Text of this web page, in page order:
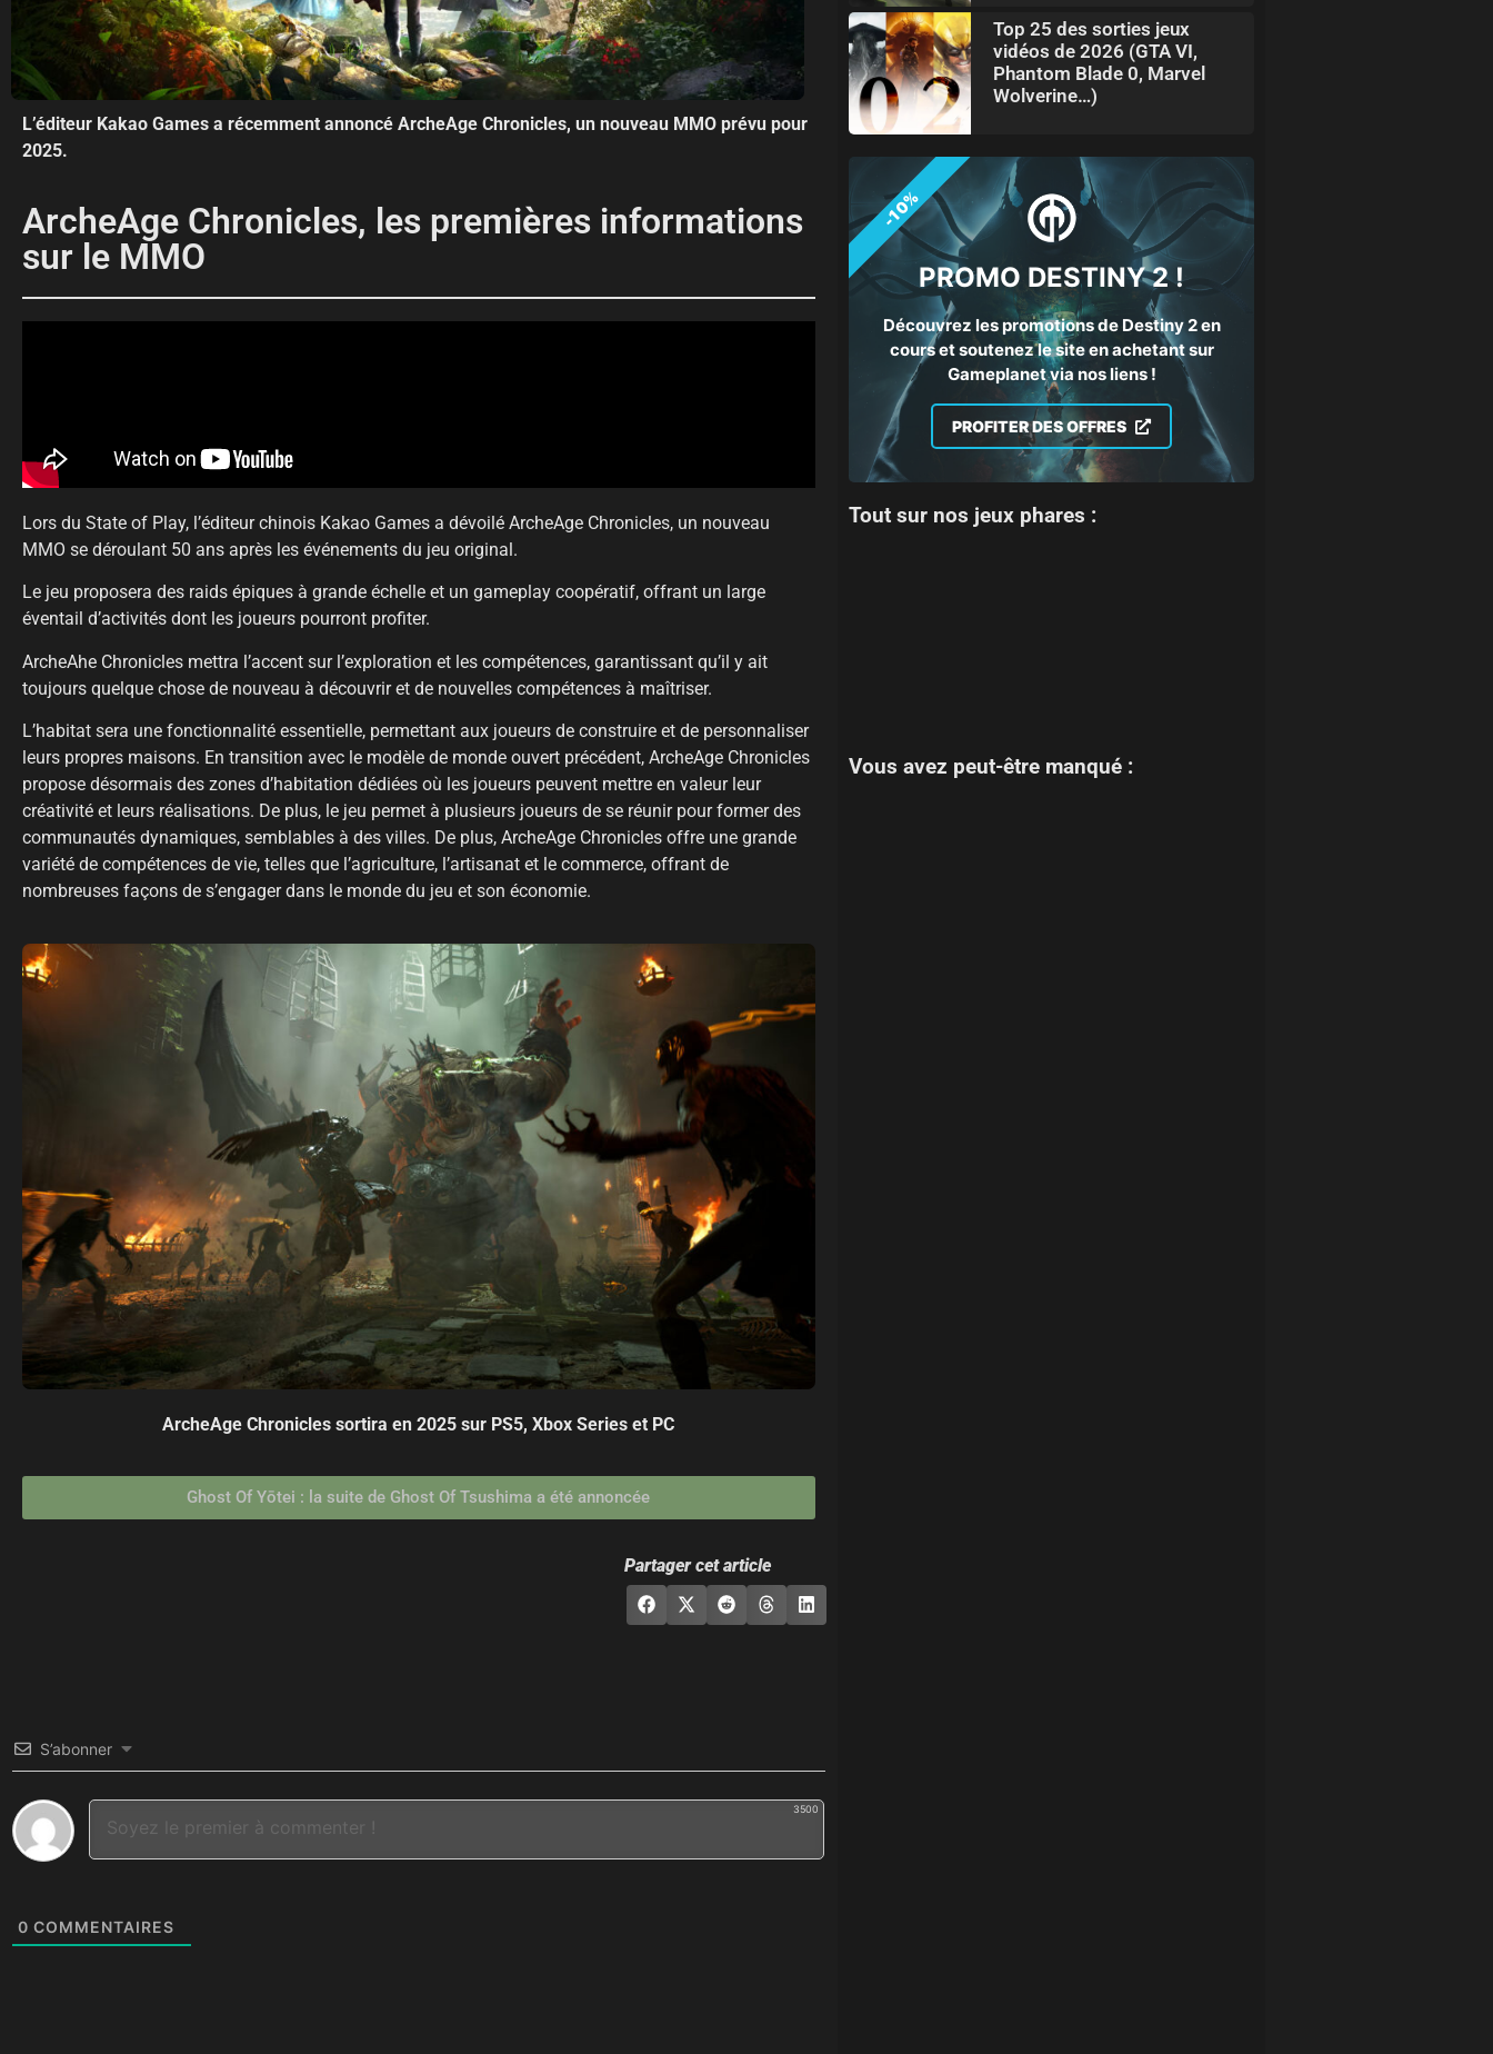
L’éditeur Kakao Games a récemment annoncé ArcheAge Chronicles, un nouveau MMO prévu pour
2025.
ArcheAge Chronicles, les premières informations
sur le MMO
Lors du State of Play, l’éditeur chinois Kakao Games a dévoilé ArcheAge Chronicles, un nouveau
MMO se déroulant 50 ans après les événements du jeu original.
Le jeu proposera des raids épiques à grande échelle et un gameplay coopératif, offrant un large
éventail d’activités dont les joueurs pourront profiter.
ArcheAhe Chronicles mettra l’accent sur l’exploration et les compétences, garantissant qu’il y ait
toujours quelque chose de nouveau à découvrir et de nouvelles compétences à maîtriser.
L’habitat sera une fonctionnalité essentielle, permettant aux joueurs de construire et de personnaliser
leurs propres maisons. En transition avec le modèle de monde ouvert précédent, ArcheAge Chronicles
propose désormais des zones d’habitation dédiées où les joueurs peuvent mettre en valeur leur
créativité et leurs réalisations. De plus, le jeu permet à plusieurs joueurs de se réunir pour former des
communautés dynamiques, semblables à des villes. De plus, ArcheAge Chronicles offre une grande
variété de compétences de vie, telles que l’agriculture, l’artisanat et le commerce, offrant de
nombreuses façons de s’engager dans le monde du jeu et son économie.
ArcheAge Chronicles sortira en 2025 sur PS5, Xbox Series et PC
Ghost Of Yōtei : la suite de Ghost Of Tsushima a été annoncée
Partager cet article
S’abonner
3500
0 COMMENTAIRES
Top 25 des sorties jeux
vidéos de 2026 (GTA VI,
Phantom Blade 0, Marvel
Wolverine…)
PROMO DESTINY 2 !
Découvrez les promotions de Destiny 2 en
cours et soutenez le site en achetant sur
Gameplanet via nos liens !
PROFITER DES OFFRES
-10%
Tout sur nos jeux phares :
Vous avez peut-être manqué :